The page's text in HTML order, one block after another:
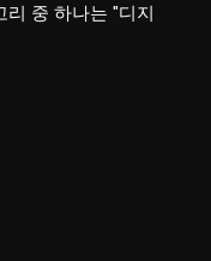
중 하나는 "디지